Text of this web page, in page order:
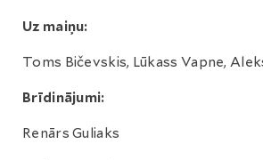
Uz maiņu:
Toms Bičevskis, Lūkass Vapne,
Brīdinājumi:
Renārs Guliaks